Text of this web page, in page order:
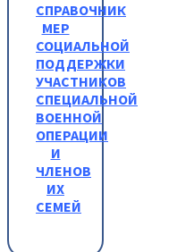
СПРАВОЧНИК
МЕР
СОЦИАЛЬНОЙ
ПОДДЕРЖКИ
УЧАСТНИКОВ
СПЕЦИАЛЬНОЙ
ВОЕННОЙ
ОПЕРАЦИИ
И
ЧЛЕНОВ
ИХ
СЕМЕЙ